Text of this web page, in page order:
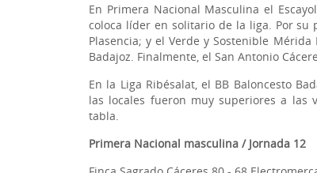
En Primera Nacional Masculina el
coloca líder en solitario de la liga. Por su
Plasencia; y el Verde y Sostenible
Badajoz. Finalmente, el San Antonio
En la Liga Ribésalat, el BB Baloncesto
las locales fueron muy superiores a las
tabla.
Primera Nacional masculina / Jornada 12